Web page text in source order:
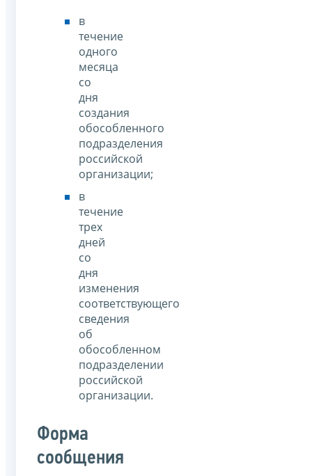
в
течение
одного
месяца
со
дня
создания
обособленного
подразделения
российской
организации;
в
течение
трех
дней
со
дня
изменения
соответствующего
сведения
об
обособленном
подразделении
российской
организации.
Форма
сообщения